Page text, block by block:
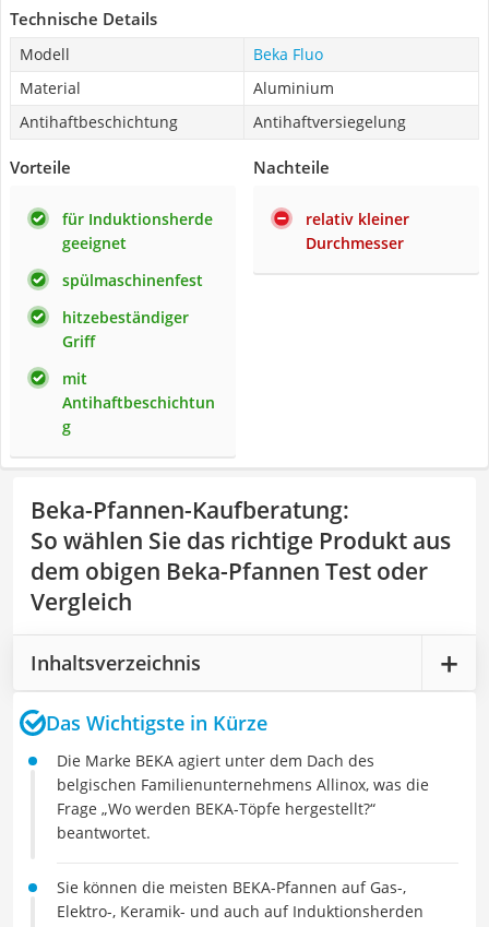
Technische Details
Modell
Beka Fluo
Material
Aluminium
Antihaftbeschichtung
Antihaftversiegelung
Vorteile
für Induktionsherde
geeignet
spülmaschinenfest
hitzebeständiger
Griff
mit
Antihaftbeschichtun
g
Nachteile
relativ kleiner
Durchmesser
Beka-Pfannen-Kaufberatung:
So wählen Sie das richtige Produkt aus
dem obigen Beka-Pfannen Test oder
Vergleich
Inhaltsverzeichnis
Das Wichtigste in Kürze
Die Marke BEKA agiert unter dem Dach des
belgischen Familienunternehmens Allinox, was die
Frage „Wo werden BEKA-Töpfe hergestellt?“
beantwortet.
Sie können die meisten BEKA-Pfannen auf Gas-,
Elektro-, Keramik- und auch auf Induktionsherden